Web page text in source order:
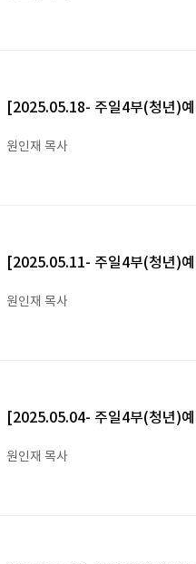
[2025.05.18- 주일4부(청년)
원인재 목사
[2025.05.11- 주일4부(청년)
원인재 목사
[2025.05.04- 주일4부(청년)
원인재 목사